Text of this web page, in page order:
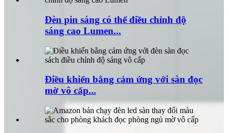
Đèn pin sáng có thể điều chỉnh độ
sáng cao Lumen...
Điều khiển bằng cảm ứng với sàn đọc
mờ vô cấp...